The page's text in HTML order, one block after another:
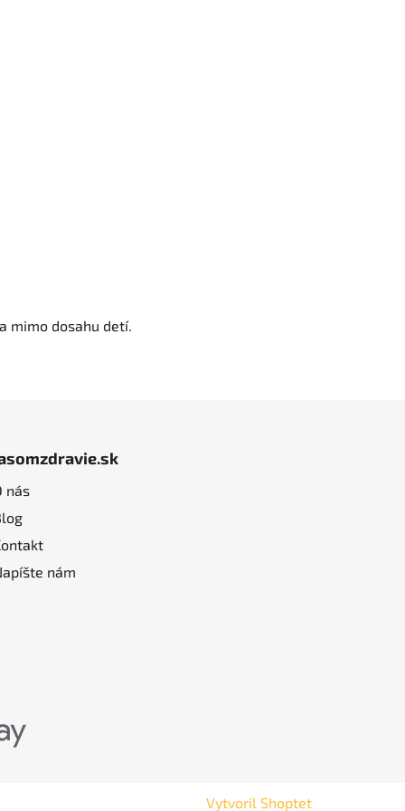
mimo dosahu detí.
nás
nám
Vytvoril Shoptet